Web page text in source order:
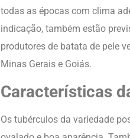
todas as épocas com clima
indicação, também estão
produtores de batata de pele
Minas Gerais e Goiás.
Características
Os tubérculos da variedade